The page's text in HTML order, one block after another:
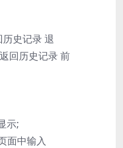
史记录 退
回历史记录 前
示;
面中输入